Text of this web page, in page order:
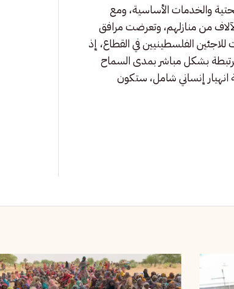
والخدمات الأساسية، ومع
من منازلهم، وتعرضت مرافق
الفلسطينيين في القطاع، إذ
مرتبطة بشكل مباشر بمدى السماح
إنساني شامل، ستكون